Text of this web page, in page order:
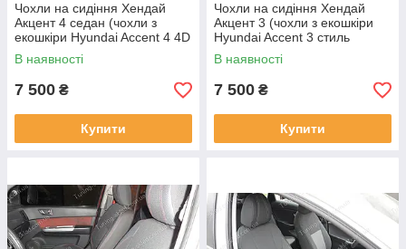
Чохли на сидіння Хендай
Акцент 4 седан (чохли з
екошкіри Hyundai Accent 4 4D
стиль Premium)
В наявності
7 500 ₴
Купити
Чохли на сидіння Хендай
Акцент 3 (чохли з екошкіри
Hyundai Accent 3 стиль
Premium)
В наявності
7 500 ₴
Купити